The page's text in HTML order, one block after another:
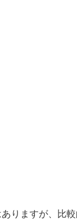
りますが、比